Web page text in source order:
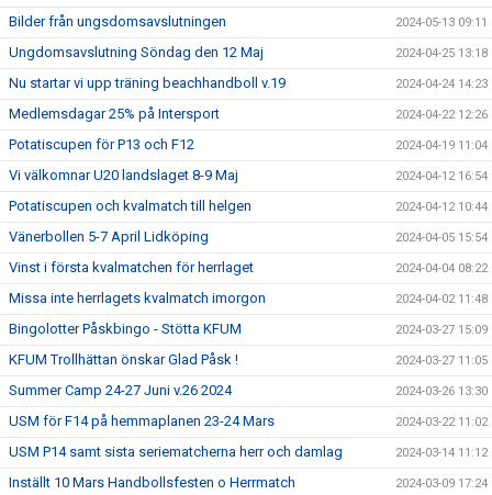
Bilder från ungsdomsavslutningen 2024-05-13 09:11
Ungdomsavslutning Söndag den 12 Maj 2024-04-25 13:18
Nu startar vi upp träning beachhandboll v.19 2024-04-24 14:23
Medlemsdagar 25% på Intersport 2024-04-22 12:26
Potatiscupen för P13 och F12 2024-04-19 11:04
Vi välkomnar U20 landslaget 8-9 Maj 2024-04-12 16:54
Potatiscupen och kvalmatch till helgen 2024-04-12 10:44
Vänerbollen 5-7 April Lidköping 2024-04-05 15:54
Vinst i första kvalmatchen för herrlaget 2024-04-04 08:22
Missa inte herrlagets kvalmatch imorgon 2024-04-02 11:48
Bingolotter Påskbingo - Stötta KFUM 2024-03-27 15:09
KFUM Trollhättan önskar Glad Påsk ! 2024-03-27 11:05
Summer Camp 24-27 Juni v.26 2024 2024-03-26 13:30
USM för F14 på hemmaplanen 23-24 Mars 2024-03-22 11:02
USM P14 samt sista seriematcherna herr och damlag 2024-03-14 11:12
Inställt 10 Mars Handbollsfesten o Herrmatch 2024-03-09 17:24